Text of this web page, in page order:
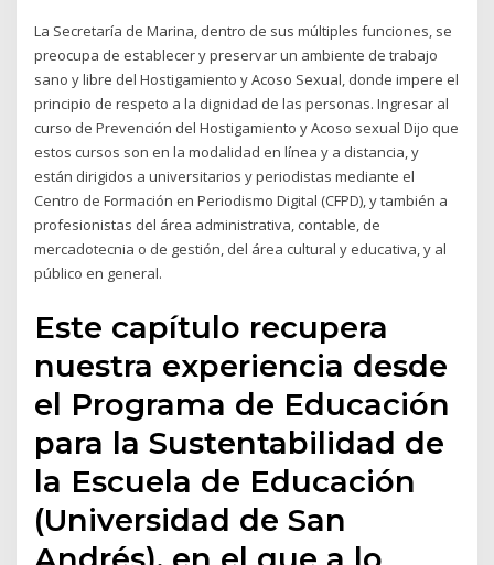
La Secretaría de Marina, dentro de sus múltiples funciones, se
preocupa de establecer y preservar un ambiente de trabajo
sano y libre del Hostigamiento y Acoso Sexual, donde impere el
principio de respeto a la dignidad de las personas. Ingresar al
curso de Prevención del Hostigamiento y Acoso sexual Dijo que
estos cursos son en la modalidad en línea y a distancia, y
están dirigidos a universitarios y periodistas mediante el
Centro de Formación en Periodismo Digital (CFPD), y también a
profesionistas del área administrativa, contable, de
mercadotecnia o de gestión, del área cultural y educativa, y al
público en general.
Este capítulo recupera
nuestra experiencia desde
el Programa de Educación
para la Sustentabilidad de
la Escuela de Educación
(Universidad de San